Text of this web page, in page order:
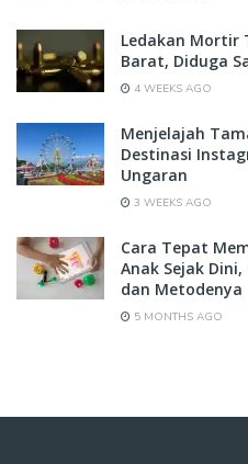
Ledakan Mortir
Barat, Diduga
4 WEEKS AGO
Menjelajah
Destinasi
Ungaran
3 WEEKS AGO
Cara Tepat
Anak Sejak
dan Metodenya
5 MONTHS AGO